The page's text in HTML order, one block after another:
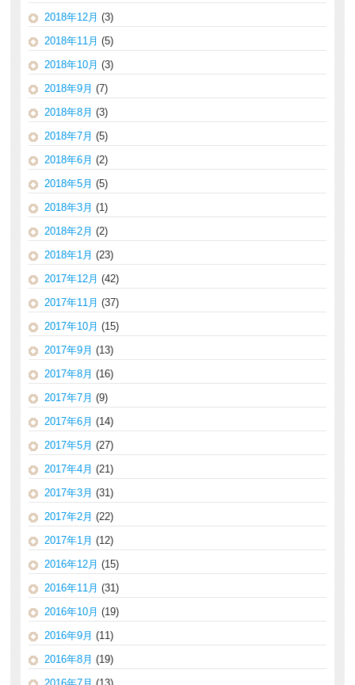
2018年12月 (3)
2018年11月 (5)
2018年10月 (3)
2018年9月 (7)
2018年8月 (3)
2018年7月 (5)
2018年6月 (2)
2018年5月 (5)
2018年3月 (1)
2018年2月 (2)
2018年1月 (23)
2017年12月 (42)
2017年11月 (37)
2017年10月 (15)
2017年9月 (13)
2017年8月 (16)
2017年7月 (9)
2017年6月 (14)
2017年5月 (27)
2017年4月 (21)
2017年3月 (31)
2017年2月 (22)
2017年1月 (12)
2016年12月 (15)
2016年11月 (31)
2016年10月 (19)
2016年9月 (11)
2016年8月 (19)